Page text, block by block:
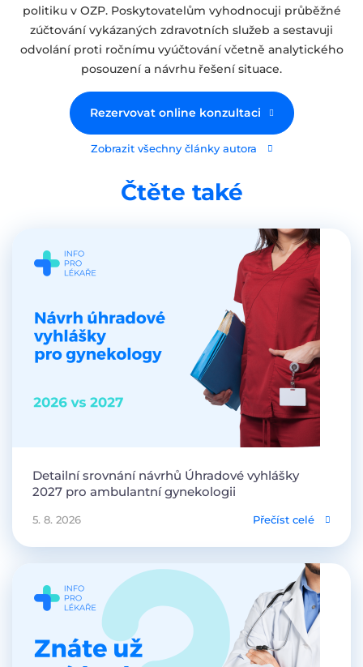
politiku v OZP. Poskytovatelům vyhodnocuji průběžné
zúčtování vykázaných zdravotních služeb a sestavuji
odvolání proti ročnímu vyúčtování včetně analytického
posouzení a návrhu řešení situace.
Rezervovat online konzultaci
Zobrazit všechny články autora
Čtěte také
Detailní srovnání návrhů Úhradové vyhlášky
2027 pro ambulantní gynekologii
5. 8. 2026 Přečíst celé